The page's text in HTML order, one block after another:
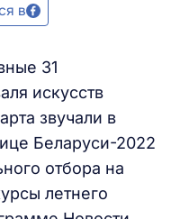
в
31
искусств
звучали в
Беларуси-2022
отбора на
летнего